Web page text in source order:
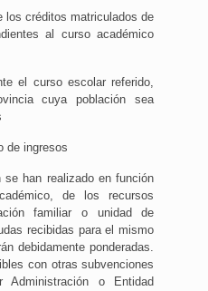
los créditos matriculados de
al curso académico
el curso escolar referido,
cuya población sea
de ingresos
se han realizado en función
de los recursos
familiar o unidad de
recibidas para el mismo
debidamente ponderadas.
con otras subvenciones
Administración o Entidad